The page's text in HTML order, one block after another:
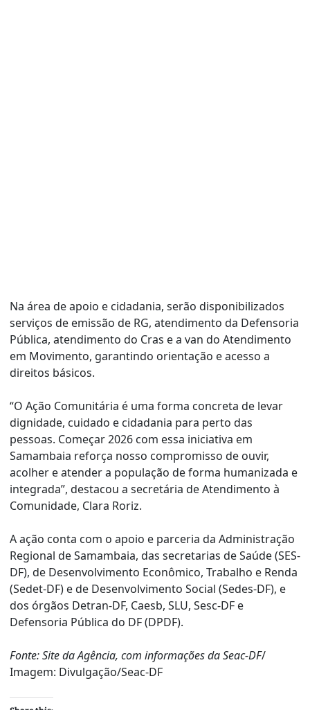
Na área de apoio e cidadania, serão disponibilizados
serviços de emissão de RG, atendimento da Defensoria
Pública, atendimento do Cras e a van do Atendimento
em Movimento, garantindo orientação e acesso a
direitos básicos.
“O Ação Comunitária é uma forma concreta de levar
dignidade, cuidado e cidadania para perto das
pessoas. Começar 2026 com essa iniciativa em
Samambaia reforça nosso compromisso de ouvir,
acolher e atender a população de forma humanizada e
integrada”, destacou a secretária de Atendimento à
Comunidade, Clara Roriz.
A ação conta com o apoio e parceria da Administração
Regional de Samambaia, das secretarias de Saúde (SES-
DF), de Desenvolvimento Econômico, Trabalho e Renda
(Sedet-DF) e de Desenvolvimento Social (Sedes-DF), e
dos órgãos Detran-DF, Caesb, SLU, Sesc-DF e
Defensoria Pública do DF (DPDF).
Fonte: Site da Agência, com informações da Seac-DF/
Imagem: Divulgação/Seac-DF